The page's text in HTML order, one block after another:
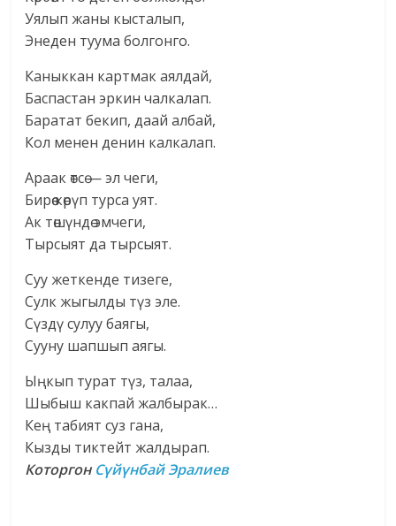
Уялып жаны кысталып,
Энеден туума болгонго.
Каныккан картмак аялдай,
Баспастан эркин чалкалап.
Баратат бекип, даай албай,
Кол менен денин калкалап.
Араак өтсө — эл чеги,
Бирөө көрүп турса уят.
Ак төшүндө эмчеги,
Тырсыят да тырсыят.
Суу жеткенде тизеге,
Сулк жыгылды түз эле.
Сүздү сулуу баягы,
Сууну шапшып аягы.
Ыңкып турат түз, талаа,
Шыбыш какпай жалбырак…
Кең табият суз гана,
Кызды тиктейт жалдырап.
Которгон Сүйүнбай Эралиев